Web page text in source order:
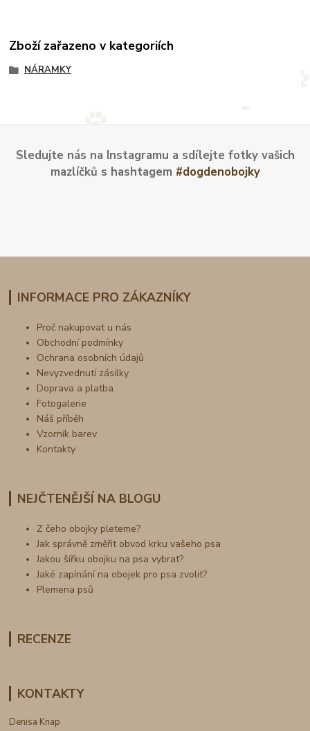
Zboží zařazeno v kategoriích
NÁRAMKY
Sledujte nás na Instagramu a sdílejte fotky vašich
mazlíčků s hashtagem #dogdenobojky
INFORMACE PRO ZÁKAZNÍKY
Proč nakupovat u nás
Obchodní podmínky
Ochrana osobních údajů
Nevyzvednutí zásilky
Doprava a platba
Fotogalerie
Náš příběh
Vzorník barev
Kontakty
NEJČTENĚJŠÍ NA BLOGU
Z čeho obojky pleteme?
Jak správně změřit obvod krku vašeho psa
Jakou šířku obojku na psa vybrat?
Jaké zapínání na obojek pro psa zvolit?
Plemena psů
RECENZE
KONTAKTY
Denisa Knap